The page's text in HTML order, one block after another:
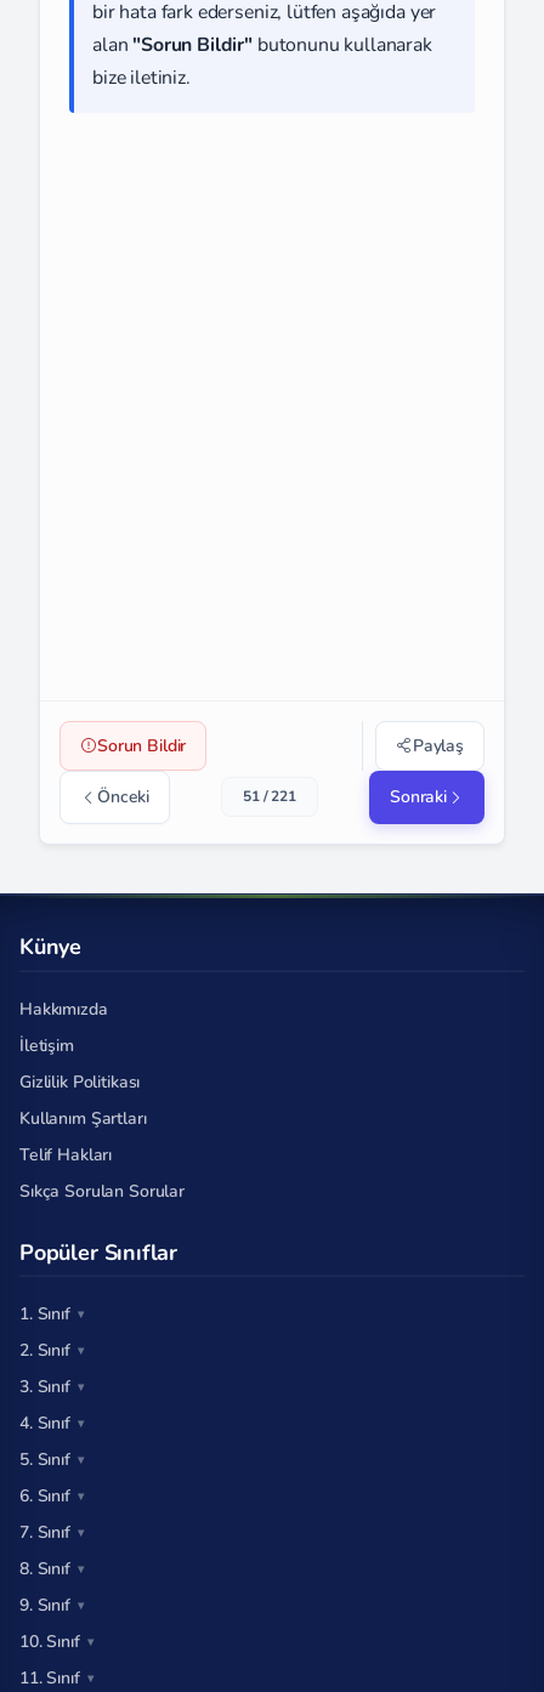
bir hata fark ederseniz, lütfen aşağıda yer
alan "Sorun Bildir" butonunu kullanarak
bize iletiniz.
Sorun Bildir Paylaş
Önceki 51 / 221 Sonraki
Künye
Hakkımızda
İletişim
Gizlilik Politikası
Kullanım Şartları
Telif Hakları
Sıkça Sorulan Sorular
Popüler Sınıflar
1. Sınıf
2. Sınıf
3. Sınıf
4. Sınıf
5. Sınıf
6. Sınıf
7. Sınıf
8. Sınıf
9. Sınıf
10. Sınıf
11. Sınıf